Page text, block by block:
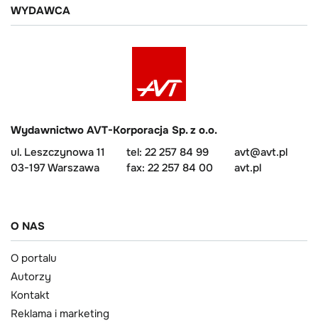
WYDAWCA
Wydawnictwo AVT-Korporacja Sp. z o.o.
ul. Leszczynowa 11
03-197 Warszawa
tel: 22 257 84 99
fax: 22 257 84 00
avt@avt.pl
avt.pl
O NAS
O portalu
Autorzy
Kontakt
Reklama i marketing